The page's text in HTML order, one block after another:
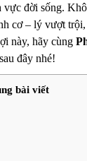
đời sống.
cơ – lý vượt trội,
này, hãy cùng
đây nhé!
bài viết